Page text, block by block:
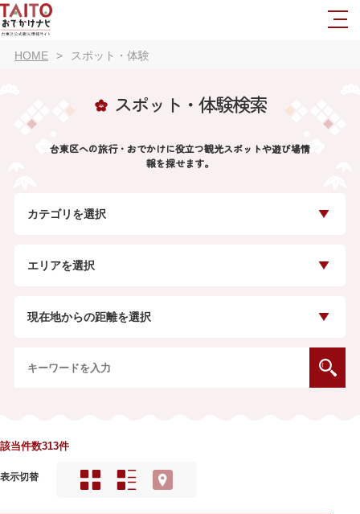
HOME スポット・体験
スポット・体験検索
台東区への旅行・おでかけに役立つ観光スポットや遊び場情
報を探せます。
カテゴリを選択
エリアを選択
現在地からの距離を選択
該当件数313件
表示切替